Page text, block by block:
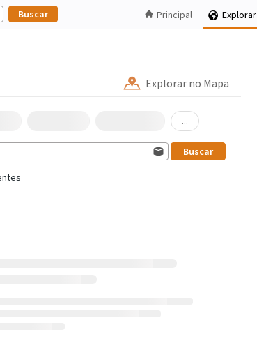
Explorar
Principal
Explorar no Mapa
...